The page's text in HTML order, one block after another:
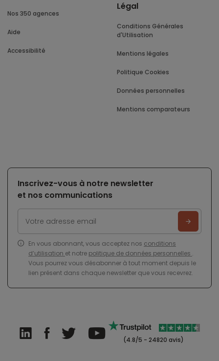
Nos 350 agences
Aide
Accessibilité
Légal
Conditions Générales
d'Utilisation
Mentions légales
Politique Cookies
Données personnelles
Mentions comparateurs
Inscrivez-vous à notre newsletter
et nos communications
En vous abonnant, vous acceptez nos conditions
d’utilisation et notre politique de données personnelles .
Vous pourrez vous désabonner à tout moment depuis le
lien présent dans chaque newsletter que vous recevrez.
(4.8/5 - 24820 avis)